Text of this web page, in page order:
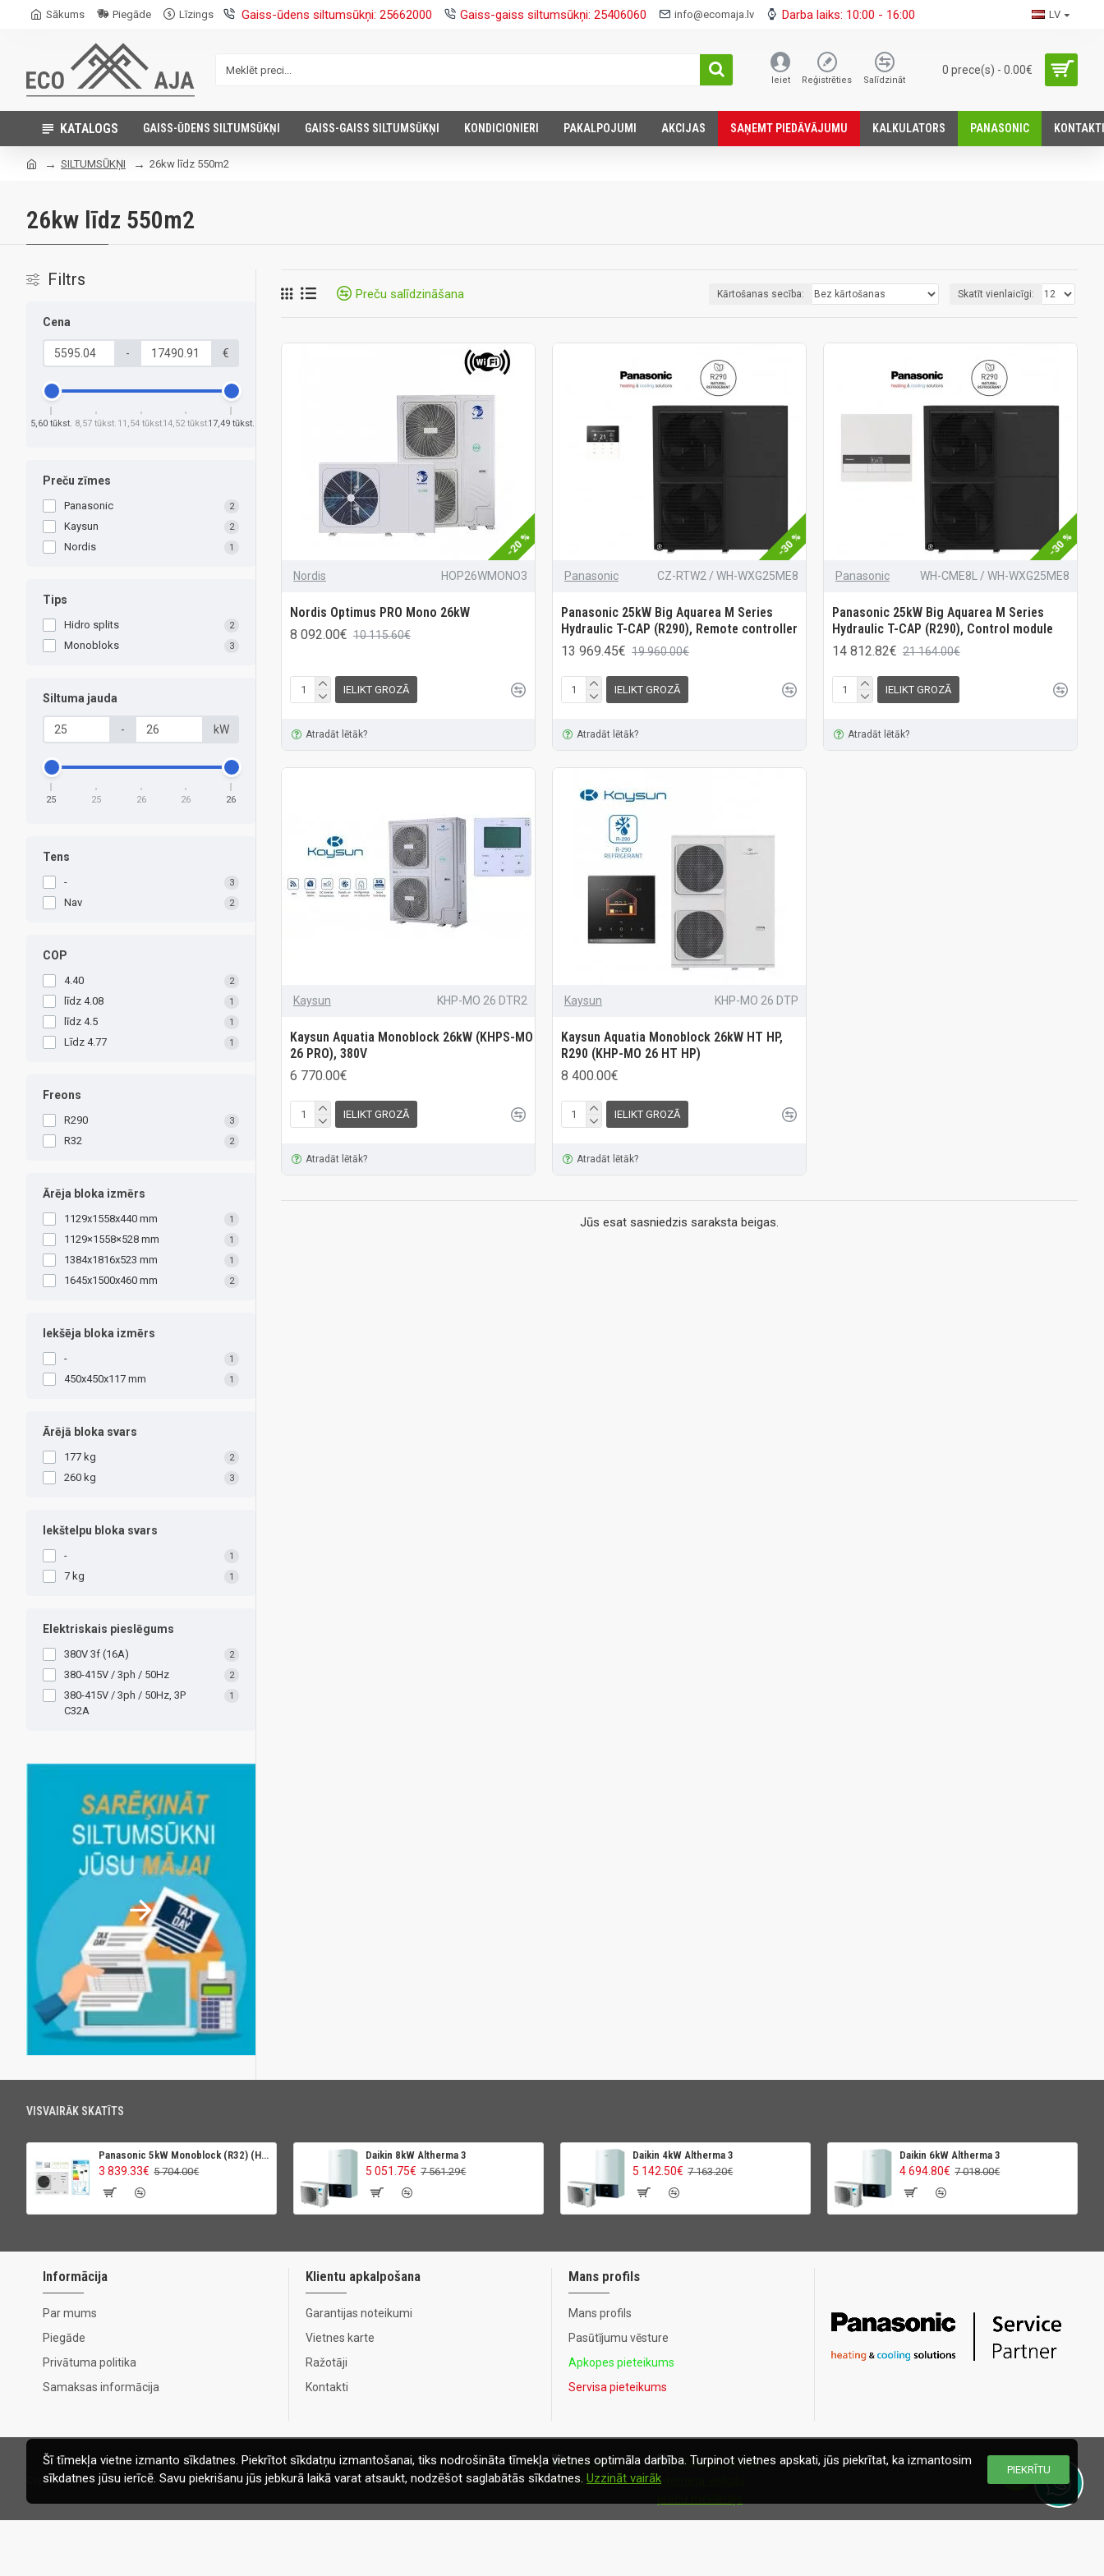
Sākums Piegāde Līzings Gaiss-ūdens siltumsūkņi: 25662000 Gaiss-gaiss siltumsūkņi: 25406060 info@ecomaja.lv Darba laiks: 10:00 - 16:00 LV
Ieiet Reģistrēties Salīdzināt
0 prece(s) - 0.00€
KATALOGS GAISS-ŪDENS SILTUMSŪKŅI GAISS-GAISS SILTUMSŪKŅI KONDICIONIERI PAKALPOJUMI AKCIJAS SАŅEMT PIEDĀVĀJUMU KALKULATORS PANASONIC KONTAKTI
SILTUMSŪKŅI 26kw līdz 550m2
26kw līdz 550m2
Filtrs
Cena
- €
5,60 tūkst. 8,57 tūkst. 11,54 tūkst.14,52 tūkst.17,49 tūkst.
Preču zīmes
Panasonic 2
Kaysun 2
Nordis 1
Tips
Hidro splits 2
Monobloks 3
Siltuma jauda
- kW
25 25 26 26 26
Tens
- 3
Nav 2
COP
4.40 2
līdz 4.08 1
līdz 4.5 1
Līdz 4.77 1
Freons
R290 3
R32 2
Ārēja bloka izmērs
1129x1558x440 mm 1
1129×1558×528 mm 1
1384x1816x523 mm 1
1645x1500x460 mm 2
Iekšēja bloka izmērs
- 1
450x450x117 mm 1
Ārējā bloka svars
177 kg 2
260 kg 3
Iekštelpu bloka svars
- 1
7 kg 1
Elektriskais pieslēgums
380V 3f (16A) 2
380-415V / 3ph / 50Hz 2
380-415V / 3ph / 50Hz, 3P
C32A
1
Preču salīdzināšana Kārtošanas secība: Skatīt vienlaicīgi:
-20 %
Nordis HOP26WMONO3
Nordis Optimus PRO Mono 26kW
8 092.00€ 10 115.60€
IELIKT GROZĀ
Atradāt lētāk?
-30 %
Panasonic CZ-RTW2 / WH-WXG25ME8
Panasonic 25kW Big Aquarea M Series
Hydraulic T-CAP (R290), Remote controller
13 969.45€ 19 960.00€
IELIKT GROZĀ
Atradāt lētāk?
-30 %
Panasonic WH-CME8L / WH-WXG25ME8
Panasonic 25kW Big Aquarea M Series
Hydraulic T-CAP (R290), Control module
14 812.82€ 21 164.00€
IELIKT GROZĀ
Atradāt lētāk?
Kaysun KHP-MO 26 DTR2
Kaysun Aquatia Monoblock 26kW (KHPS-MO
26 PRO), 380V
6 770.00€
IELIKT GROZĀ
Atradāt lētāk?
Kaysun KHP-MO 26 DTP
Kaysun Aquatia Monoblock 26kW HT HP,
R290 (KHP-MO 26 HT HP)
8 400.00€
IELIKT GROZĀ
Atradāt lētāk?
Jūs esat sasniedzis saraksta beigas.
VISVAIRĀK SKATĪTS
Panasonic 5kW Monoblock (R32) (High Perfomance)
3 839.33€ 5 704.00€
Daikin 8kW Altherma 3
5 051.75€ 7 561.29€
Daikin 4kW Altherma 3
5 142.50€ 7 163.20€
Daikin 6kW Altherma 3
4 694.80€ 7 018.00€
Informācija
Par mums
Piegāde
Privātuma politika
Samaksas informācija
Klientu apkalpošana
Garantijas noteikumi
Vietnes karte
Ražotāji
Kontakti
Mans profils
Mans profils
Pasūtījumu vēsture
Apkopes pieteikums
Servisa pieteikums
Copyright © 2020, Ecomaja.lv. Visas tiesības aizsargātas
PIEKRĪTU
Šī tīmekļa vietne izmanto sīkdatnes. Piekrītot sīkdatņu izmantošanai, tiks nodrošināta tīmekļa vietnes optimāla darbība. Turpinot vietnes apskati, jūs piekrītat, ka izmantosim
sīkdatnes jūsu ierīcē. Savu piekrišanu jūs jebkurā laikā varat atsaukt, nodzēšot saglabātās sīkdatnes. Uzzināt vairāk